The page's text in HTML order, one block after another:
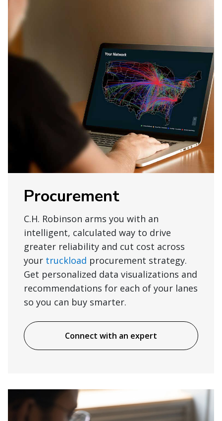
Procurement
C.H. Robinson arms you with an
intelligent, calculated way to drive
greater reliability and cut cost across
your truckload procurement strategy.
Get personalized data visualizations and
recommendations for each of your lanes
so you can buy smarter.
Connect with an expert